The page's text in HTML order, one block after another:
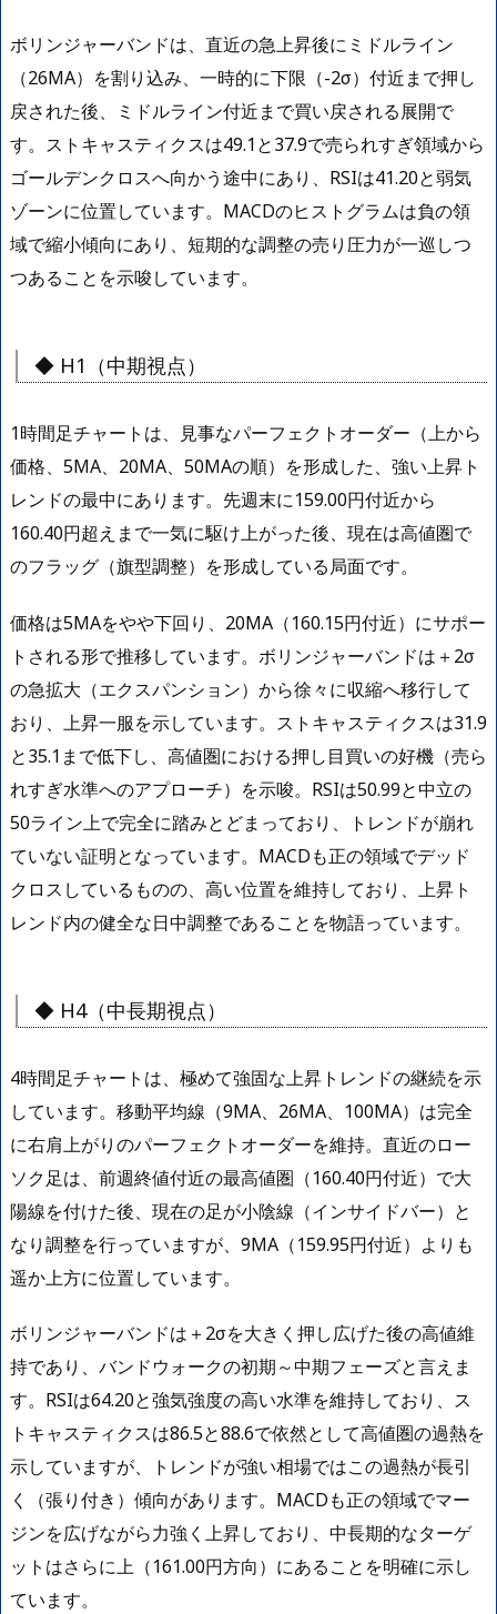
ボリンジャーバンドは、直近の急上昇後にミドルライン
（26MA）を割り込み、一時的に下限（-2σ）付近まで押し
戻された後、ミドルライン付近まで買い戻される展開で
す。ストキャスティクスは49.1と37.9で売られすぎ領域から
ゴールデンクロスへ向かう途中にあり、RSIは41.20と弱気
ゾーンに位置しています。MACDのヒストグラムは負の領
域で縮小傾向にあり、短期的な調整の売り圧力が一巡しつ
つあることを示唆しています。
◆ H1（中期視点）
1時間足チャートは、見事なパーフェクトオーダー（上から
価格、5MA、20MA、50MAの順）を形成した、強い上昇ト
レンドの最中にあります。先週末に159.00円付近から
160.40円超えまで一気に駆け上がった後、現在は高値圏で
のフラッグ（旗型調整）を形成している局面です。
価格は5MAをやや下回り、20MA（160.15円付近）にサポー
トされる形で推移しています。ボリンジャーバンドは＋2σ
の急拡大（エクスパンション）から徐々に収縮へ移行して
おり、上昇一服を示しています。ストキャスティクスは31.9
と35.1まで低下し、高値圏における押し目買いの好機（売ら
れすぎ水準へのアプローチ）を示唆。RSIは50.99と中立の
50ライン上で完全に踏みとどまっており、トレンドが崩れ
ていない証明となっています。MACDも正の領域でデッド
クロスしているものの、高い位置を維持しており、上昇ト
レンド内の健全な日中調整であることを物語っています。
◆ H4（中長期視点）
4時間足チャートは、極めて強固な上昇トレンドの継続を示
しています。移動平均線（9MA、26MA、100MA）は完全
に右肩上がりのパーフェクトオーダーを維持。直近のロー
ソク足は、前週終値付近の最高値圏（160.40円付近）で大
陽線を付けた後、現在の足が小陰線（インサイドバー）と
なり調整を行っていますが、9MA（159.95円付近）よりも
遥か上方に位置しています。
ボリンジャーバンドは＋2σを大きく押し広げた後の高値維
持であり、バンドウォークの初期～中期フェーズと言えま
す。RSIは64.20と強気強度の高い水準を維持しており、ス
トキャスティクスは86.5と88.6で依然として高値圏の過熱を
示していますが、トレンドが強い相場ではこの過熱が長引
く（張り付き）傾向があります。MACDも正の領域でマー
ジンを広げながら力強く上昇しており、中長期的なターゲ
ットはさらに上（161.00円方向）にあることを明確に示し
ています。